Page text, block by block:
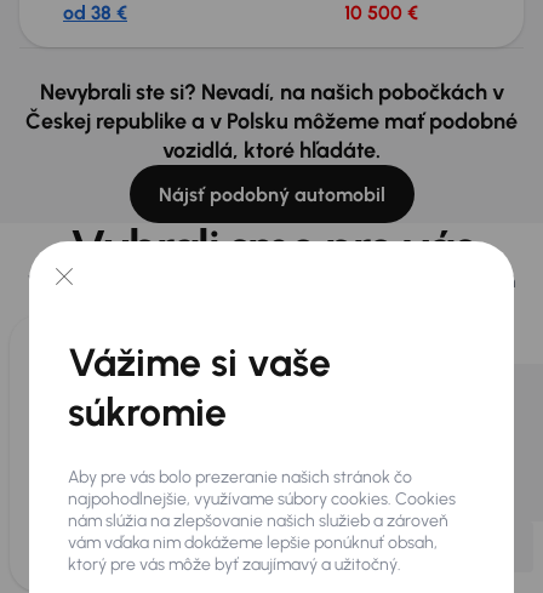
od 38 € 10 500 €
Nevybrali ste si? Nevadí, na našich pobočkách v
Českej republike a v Polsku môžeme mať podobné
vozidlá, ktoré hľadáte.
Nájsť podobný automobil
Vybrali sme pre vás
Vyberáme pre vás tie
z našej ponuky. Každý deň
Vážime si vaše
súkromie
Aby pre vás bolo prezeranie našich stránok čo
najpohodlnejšie, využívame súbory cookies. Cookies
nám slúžia na zlepšovanie našich služieb a zároveň
vám vďaka nim dokážeme lepšie ponúknuť obsah,
ktorý pre vás môže byť zaujímavý a užitočný.